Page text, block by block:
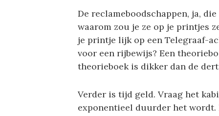
De reclameboodschappen, ja,
waarom zou je ze op je printjes
je printje lijk op een Telegraaf-
voor een rijbewijs? Een
theorieboek is dikker dan de
Verder is tijd geld. Vraag het
exponentieel duurder het